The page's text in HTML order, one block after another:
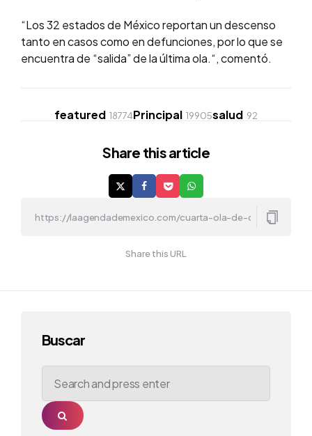
“Los 32 estados de México reportan un descenso
tanto en casos como en defunciones, por lo que se
encuentra de “salida” de la última ola.“, comentó.
featured 18774Principal 19905salud 92
Share this article
Share this URL
Buscar
Search
for:
Search